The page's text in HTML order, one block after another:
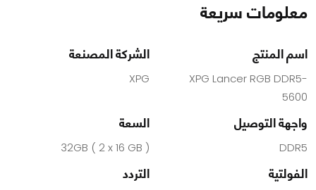
معلومات سريعة
اسم المنتج
XPG Lancer RGB DDR5-
5600
الشركة المصنعة
XPG
واجهة التوصيل
DDR5
السعة
32GB ( 2 x 16 GB )
الفولتية التردد